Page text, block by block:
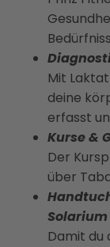
Mit
deine
erfasst
Kurse &
Der
über
Damit du